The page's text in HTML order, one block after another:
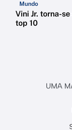
Mundo
Vini Jr. torna-
top 10